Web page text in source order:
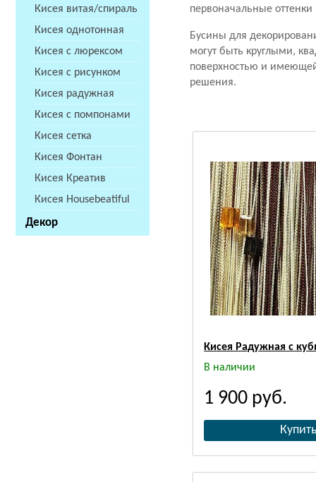
Кисея витая/спираль
Кисея однотонная
Кисея с люрексом
Кисея с рисунком
Кисея радужная
Кисея с помпонами
Кисея сетка
Кисея Фонтан
Кисея Креатив
Кисея Housebeatiful
Декор
первоначальные
Бусины для
могут быть круглыми,
поверхностью и
решения.
Кисея Радужная с
В наличии
1 900 руб.